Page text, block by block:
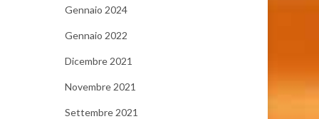
Gennaio 2024
Gennaio 2022
Dicembre 2021
Novembre 2021
Settembre 2021